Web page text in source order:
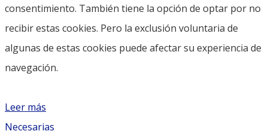
consentimiento. También tiene la opción de optar por no
recibir estas cookies. Pero la exclusión voluntaria de
algunas de estas cookies puede afectar su experiencia de
navegación.
Leer más
Necesarias